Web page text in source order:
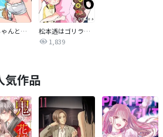
無自覚ちゃんとオトメな男【連載版】
松本透はゴリラ妻とプリティ娘とツンデレ息子を愛しすぎてる
1,839
気作品